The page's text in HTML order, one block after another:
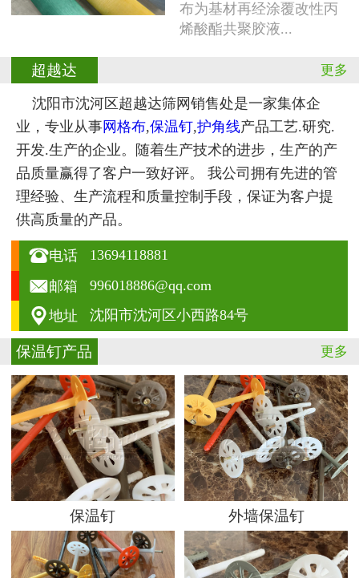
布为基材再经涂覆改性丙
烯酸酯共聚胶液...
更多
超越达
沈阳市沈河区超越达筛网销售处是一家集体企
业，专业从事网格布,保温钉,护角线产品工艺.研究.
开发.生产的企业。随着生产技术的进步，生产的产
品质量赢得了客户一致好评。 我公司拥有先进的管
理经验、生产流程和质量控制手段，保证为客户提
供高质量的产品。
电话 13694118881
邮箱 996018886@qq.com
地址 沈阳市沈河区小西路84号
更多
保温钉产品
保温钉 外墙保温钉